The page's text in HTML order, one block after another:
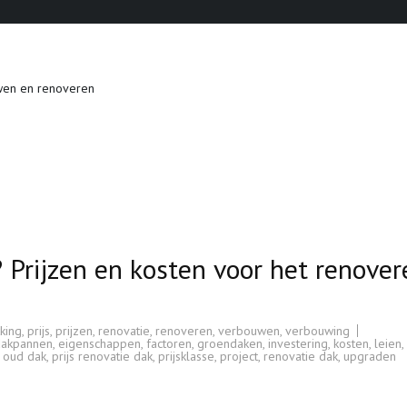
en renoveren
en kosten voor het
prijs prijzen renovatie renoveren verbouwen verbouwing
,eigenschappen, factoren, groendaken, investering, kosten, leien,
oud dak, prijs renovatie dak, prijsklasse, project, renovatie dak, upgraden